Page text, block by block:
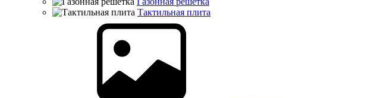
Тактильная плита